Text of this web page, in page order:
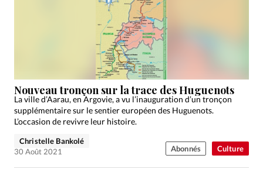
Culture
Nouveau tronçon sur la trace des Huguenots
La ville d’Aarau, en Argovie, a vu l’inauguration d’un tronçon
supplémentaire sur le sentier européen des Huguenots.
L’occasion de revivre leur histoire.
Christelle Bankolé
30 Août 2021
Abonnés